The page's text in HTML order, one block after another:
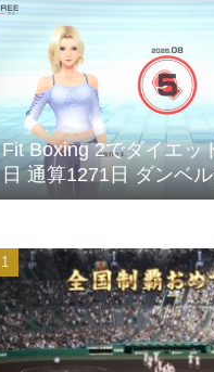
Fit Boxing 2でダイエッ
日 通算1271日 ダンベ